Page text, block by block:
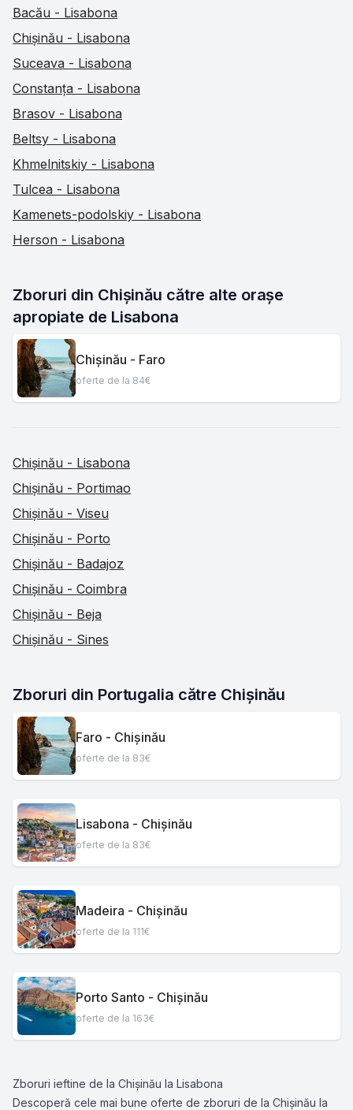
Bacău - Lisabona
Chișinău - Lisabona
Suceava - Lisabona
Constanța - Lisabona
Brasov - Lisabona
Beltsy - Lisabona
Khmelnitskiy - Lisabona
Tulcea - Lisabona
Kamenets-podolskiy - Lisabona
Herson - Lisabona
Zboruri din Chișinău către alte orașe
apropiate de Lisabona
Chișinău - Faro
oferte de la 84€
Chișinău - Lisabona
Chișinău - Portimao
Chișinău - Viseu
Chișinău - Porto
Chișinău - Badajoz
Chișinău - Coimbra
Chișinău - Beja
Chișinău - Sines
Zboruri din Portugalia către Chișinău
Faro - Chișinău
oferte de la 83€
Lisabona - Chișinău
oferte de la 83€
Madeira - Chișinău
oferte de la 111€
Porto Santo - Chișinău
oferte de la 163€
Zboruri ieftine de la Chișinău la Lisabona
Descoperă cele mai bune oferte de zboruri de la Chișinău la